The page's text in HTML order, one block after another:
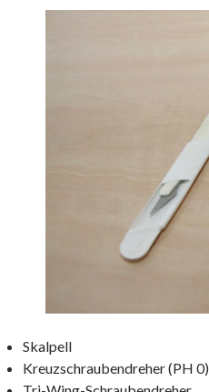
Skalpell
Kreuzschraubendreher (PH 0)